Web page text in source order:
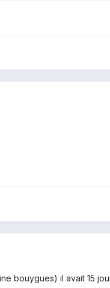
bouygues) il avait 15